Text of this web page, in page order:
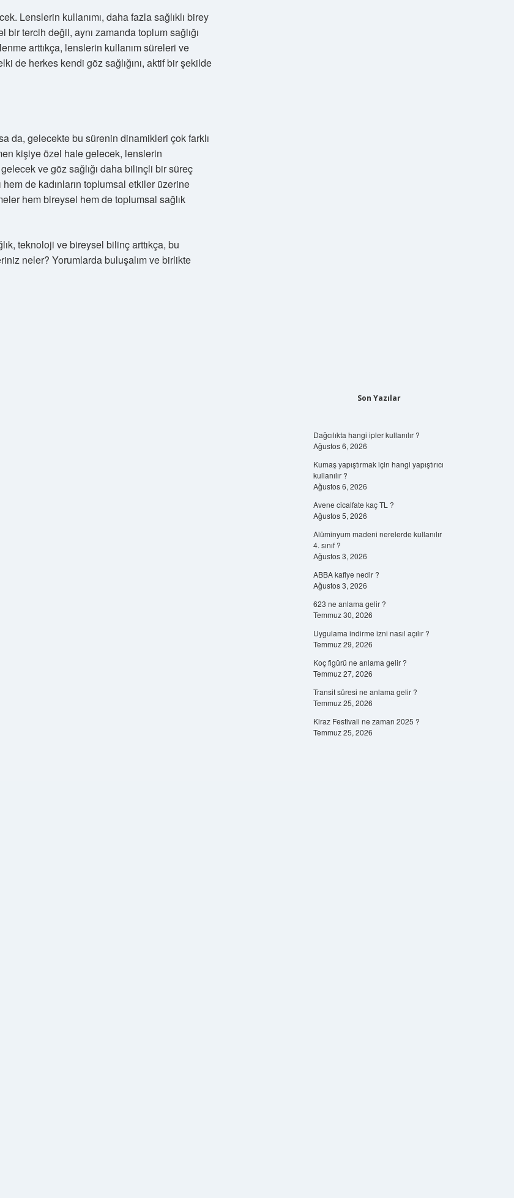
Lenslerin kullanımı, daha fazla sağlıklı birey
bir tercih değil, aynı zamanda toplum sağlığı
arttıkça, lenslerin kullanım süreleri ve
de herkes kendi göz sağlığını, aktif bir şekilde
da, gelecekte bu sürenin dinamikleri çok farklı
kişiye özel hale gelecek, lenslerin
ve göz sağlığı daha bilinçli bir süreç
de kadınların toplumsal etkiler üzerine
hem bireysel hem de toplumsal sağlık
teknoloji ve bireysel bilinç arttıkça, bu
neler? Yorumlarda buluşalım ve birlikte
Son Yazılar
Dağcılıkta hangi ipler kullanılır ?
Ağustos 6, 2026
Kumaş yapıştırmak için hangi yapıştırıcı
kullanılır ?
Ağustos 6, 2026
Avene cicalfate kaç TL ?
Ağustos 5, 2026
Alüminyum madeni nerelerde kullanılır
4. sınıf ?
Ağustos 3, 2026
ABBA kafiye nedir ?
Ağustos 3, 2026
623 ne anlama gelir ?
Temmuz 30, 2026
Uygulama indirme izni nasıl açılır ?
Temmuz 29, 2026
Koç figürü ne anlama gelir ?
Temmuz 27, 2026
Transit süresi ne anlama gelir ?
Temmuz 25, 2026
Kiraz Festivali ne zaman 2025 ?
Temmuz 25, 2026